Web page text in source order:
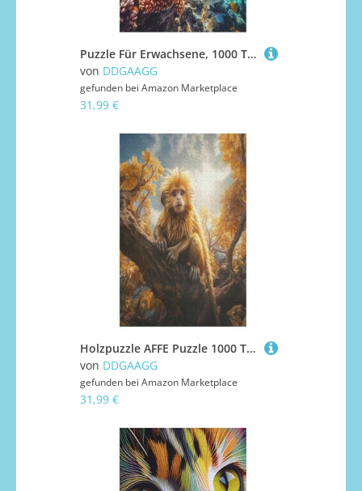
Puzzle Für Erwachsene, 1000 Teile, Bunter Fisch, Holzpuzzle, Geburtstagsgeschenke, Puzzle Wanddekoration （78×53cm）
von DDGAAGG
gefunden bei Amazon Marketplace
31,99 €
Holzpuzzle AFFE Puzzle 1000 Teile Erwachsene Klassische Pädagogisches Spielzeug Kinder Lernspiel Herausforderndes Puzzles （78×53cm）
von DDGAAGG
gefunden bei Amazon Marketplace
31,99 €